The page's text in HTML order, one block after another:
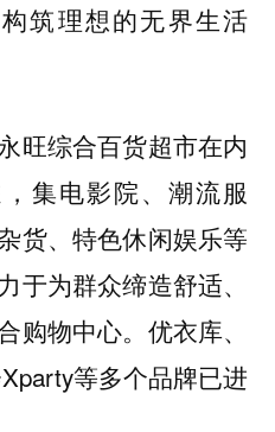
筑理想的无界生活
旺综合百货超市在内
集电影院、潮流服
货、特色休闲娱乐等
于为群众缔造舒适、
购物中心。优衣库、
等多个品牌已进